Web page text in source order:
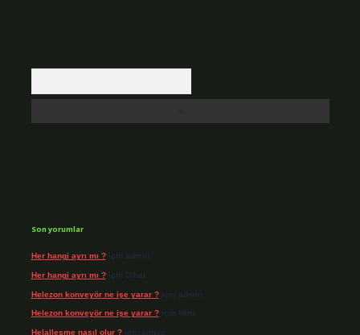
Son yorumlar
Her hangi ayrı mı ?için admin
Her hangi ayrı mı ?için Cihat
Helezon konveyör ne işe yarar ?için admin
Helezon konveyör ne işe yarar ?için Mine
Helalleşme nasıl olur ?için admin